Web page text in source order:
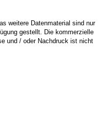
weitere Datenmaterial sind nur
gestellt. Die kommerzielle
und / oder Nachdruck ist nicht